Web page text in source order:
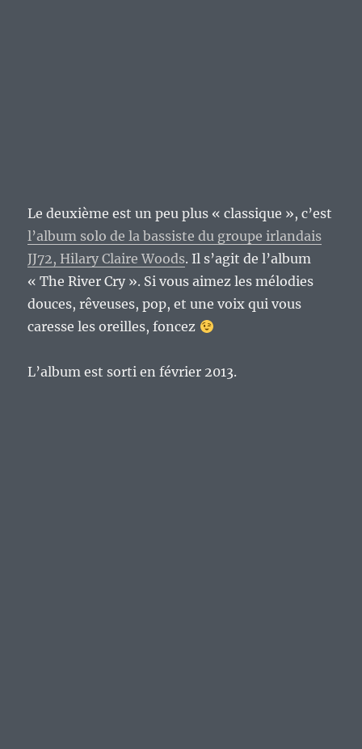
Le deuxième est un peu plus « classique », c’est
l’album solo de la bassiste du groupe irlandais
JJ72, Hilary Claire Woods. Il s’agit de l’album
« The River Cry ». Si vous aimez les mélodies
douces, rêveuses, pop, et une voix qui vous
caresse les oreilles, foncez
L’album est sorti en février 2013.